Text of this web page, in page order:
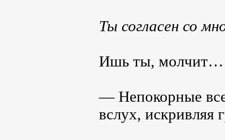
Ты согласен со
Ишь ты, молчит…
— Непокорные
вслух, искривляя